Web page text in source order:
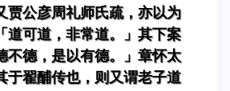
贾公彦周礼师氏疏，亦以为
道可道，非常道。」其下案
不德，是以有德。」章怀太
于翟酺传也，则又谓老子道